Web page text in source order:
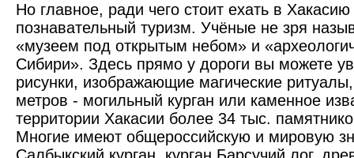
Но главное, ради чего стоит ехать в Хакасию
познавательный туризм. Учёные не зря
«музеем под открытым небом» и
Сибири». Здесь прямо у дороги вы можете
рисунки, изображающие магические
метров - могильный курган или каменное
территории Хакасии более 34 тыс.
Многие имеют общероссийскую и мировую